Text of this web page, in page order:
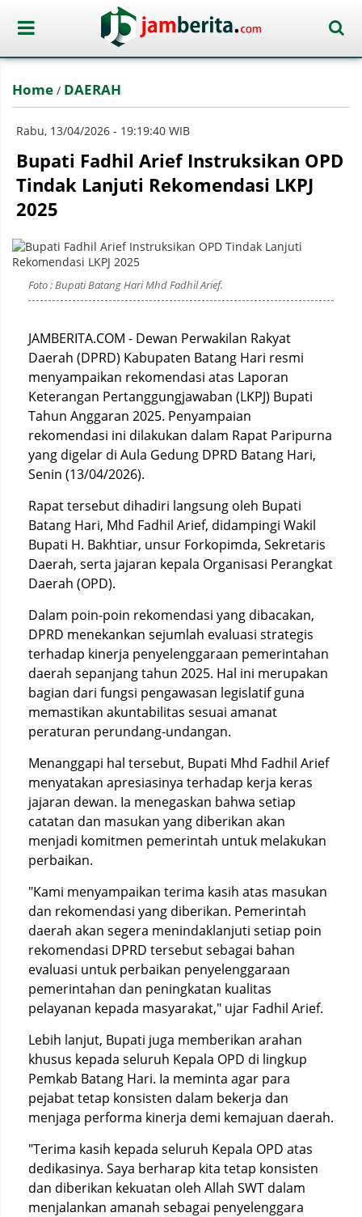
Home / DAERAH
Rabu, 13/04/2026 - 19:19:40 WIB
Bupati Fadhil Arief Instruksikan OPD
Tindak Lanjuti Rekomendasi LKPJ
2025
Foto : Bupati Batang Hari Mhd Fadhil Arief.
JAMBERITA.COM - Dewan Perwakilan Rakyat
Daerah (DPRD) Kabupaten Batang Hari resmi
menyampaikan rekomendasi atas Laporan
Keterangan Pertanggungjawaban (LKPJ) Bupati
Tahun Anggaran 2025. Penyampaian
rekomendasi ini dilakukan dalam Rapat Paripurna
yang digelar di Aula Gedung DPRD Batang Hari,
Senin (13/04/2026).
Rapat tersebut dihadiri langsung oleh Bupati
Batang Hari, Mhd Fadhil Arief, didampingi Wakil
Bupati H. Bakhtiar, unsur Forkopimda, Sekretaris
Daerah, serta jajaran kepala Organisasi Perangkat
Daerah (OPD).
Dalam poin-poin rekomendasi yang dibacakan,
DPRD menekankan sejumlah evaluasi strategis
terhadap kinerja penyelenggaraan pemerintahan
daerah sepanjang tahun 2025. Hal ini merupakan
bagian dari fungsi pengawasan legislatif guna
memastikan akuntabilitas sesuai amanat
peraturan perundang-undangan.
Menanggapi hal tersebut, Bupati Mhd Fadhil Arief
menyatakan apresiasinya terhadap kerja keras
jajaran dewan. Ia menegaskan bahwa setiap
catatan dan masukan yang diberikan akan
menjadi komitmen pemerintah untuk melakukan
perbaikan.
"Kami menyampaikan terima kasih atas masukan
dan rekomendasi yang diberikan. Pemerintah
daerah akan segera menindaklanjuti setiap poin
rekomendasi DPRD tersebut sebagai bahan
evaluasi untuk perbaikan penyelenggaraan
pemerintahan dan peningkatan kualitas
pelayanan kepada masyarakat," ujar Fadhil Arief.
Lebih lanjut, Bupati juga memberikan arahan
khusus kepada seluruh Kepala OPD di lingkup
Pemkab Batang Hari. Ia meminta agar para
pejabat tetap konsisten dalam bekerja dan
menjaga performa kinerja demi kemajuan daerah.
"Terima kasih kepada seluruh Kepala OPD atas
dedikasinya. Saya berharap kita tetap konsisten
dan diberikan kekuatan oleh Allah SWT dalam
menjalankan amanah sebagai penyelenggara